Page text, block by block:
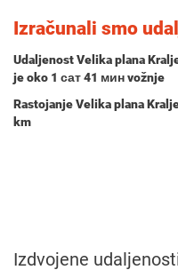
Izračunali smo
Udaljenost Velika plana
je oko 1 сат 41 минvožnje
Rastojanje Velika plana
km
Izdvojene